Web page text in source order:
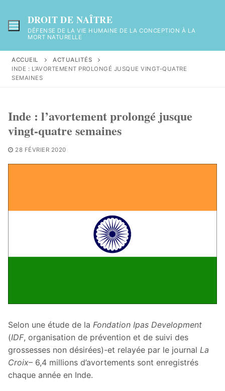
au
contenu
DROIT DE NAÎTRE
DÉFENSE DE LA VIE HUMAINE DE LA CONCEPTION À LA
MORT NATURELLE
ACCUEIL
ACTUALITÉS
INDE : L’AVORTEMENT PROLONGÉ JUSQUE VINGT-QUATRE
SEMAINES
Inde : l’avortement prolongé jusque
vingt-quatre semaines
28 FÉVRIER 2020
Selon une étude de la Fondation Ipas Development
(IDF, organisation de prévention et de suivi des
grossesses non désirées)-et relayée par le journal La
Croix– 6,4 millions d’avortements sont enregistrés
chaque année en Inde.